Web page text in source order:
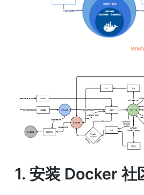
1. 安装 Docker 社